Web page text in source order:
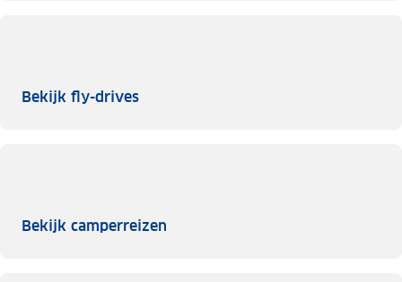
Bekijk fly-drivesBekijk fly-drives
Bekijk camperreizen